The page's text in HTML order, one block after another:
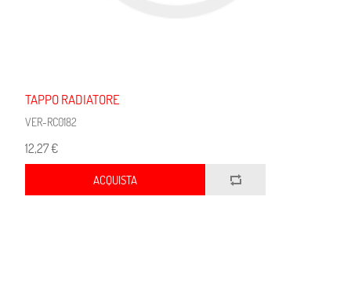
TAPPO RADIATORE
VER-RC0182
12,27 €
ACQUISTA